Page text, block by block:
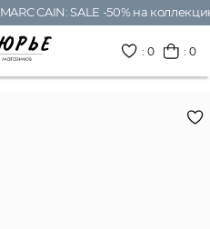
MARC CAIN: SALE -50% на
:0 : 0